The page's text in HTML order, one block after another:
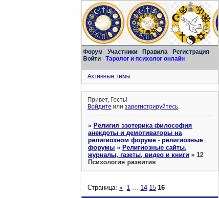
Форум Участники Правила
Регистрация
Войти
Таролог и психолог онлайн
Активные темы
Привет, Гость!
Войдите илизарегистрируйтесь.
»Религия эзотерика философия
анекдоты и демотиваторы на
религиозном форуме - религиозные
форумы »Религиозные сайты,
журналы, газеты, видео и книги » 12
Психология развития
Страница:« 1 14 15 16